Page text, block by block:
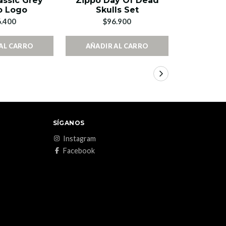
Logo
CARRO
Skulls Set
$96.900
AÑADIR AL CARRO
SÍGANOS
Instagram
Facebook